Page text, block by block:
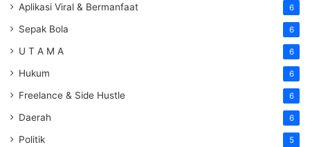
Aplikasi Viral & Bermanfaat 6
Sepak Bola 6
U T A M A 6
Hukum 6
Freelance & Side Hustle 6
Daerah 6
Politik 5